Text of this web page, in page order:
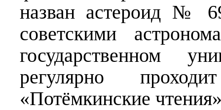
назван астероид №
советскими
государственном
регулярно
«Потёмкинские